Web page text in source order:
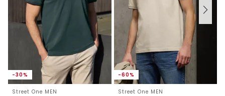
-30%
Street One MEN
-60%
Street One MEN